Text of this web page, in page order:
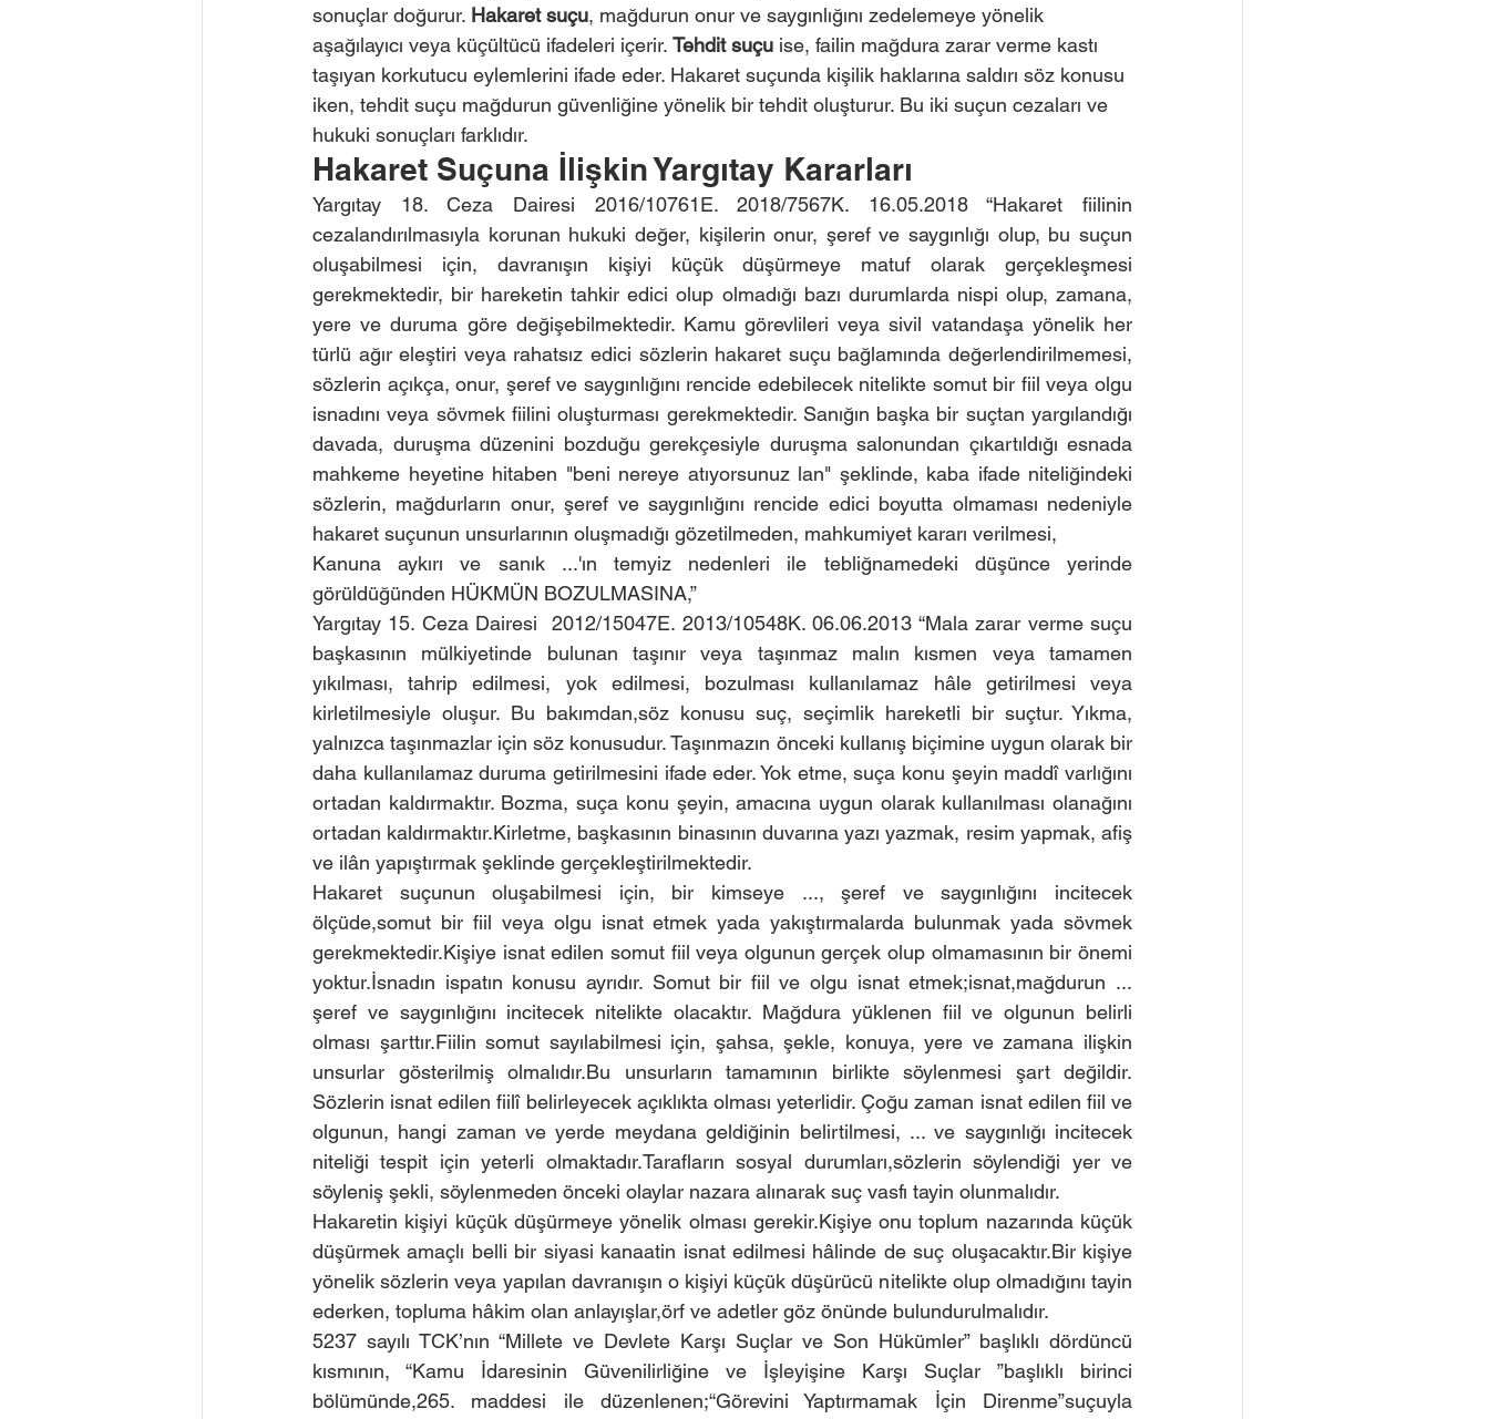
sonuçlar doğurur. Hakaret suçu, mağdurun onur ve saygınlığını zedelemeye yönelik
aşağılayıcı veya küçültücü ifadeleri içerir. Tehdit suçu ise, failin mağdura zarar verme kastı
taşıyan korkutucu eylemlerini ifade eder. Hakaret suçunda kişilik haklarına saldırı söz konusu
iken, tehdit suçu mağdurun güvenliğine yönelik bir tehdit oluşturur. Bu iki suçun cezaları ve
hukuki sonuçları farklıdır.
Hakaret Suçuna İlişkin Yargıtay Kararları
Yargıtay 18. Ceza Dairesi 2016/10761E. 2018/7567K. 16.05.2018 “Hakaret fiilinin
cezalandırılmasıyla korunan hukuki değer, kişilerin onur, şeref ve saygınlığı olup, bu suçun
oluşabilmesi için, davranışın kişiyi küçük düşürmeye matuf olarak gerçekleşmesi
gerekmektedir, bir hareketin tahkir edici olup olmadığı bazı durumlarda nispi olup, zamana,
yere ve duruma göre değişebilmektedir. Kamu görevlileri veya sivil vatandaşa yönelik her
türlü ağır eleştiri veya rahatsız edici sözlerin hakaret suçu bağlamında değerlendirilmemesi,
sözlerin açıkça, onur, şeref ve saygınlığını rencide edebilecek nitelikte somut bir fiil veya olgu
isnadını veya sövmek fiilini oluşturması gerekmektedir. Sanığın başka bir suçtan yargılandığı
davada, duruşma düzenini bozduğu gerekçesiyle duruşma salonundan çıkartıldığı esnada
mahkeme heyetine hitaben "beni nereye atıyorsunuz lan" şeklinde, kaba ifade niteliğindeki
sözlerin, mağdurların onur, şeref ve saygınlığını rencide edici boyutta olmaması nedeniyle
hakaret suçunun unsurlarının oluşmadığı gözetilmeden, mahkumiyet kararı verilmesi,
Kanuna aykırı ve sanık ...'ın temyiz nedenleri ile tebliğnamedeki düşünce yerinde
görüldüğünden HÜKMÜN BOZULMASINA,”
Yargıtay 15. Ceza Dairesi  2012/15047E. 2013/10548K. 06.06.2013 “Mala zarar verme suçu
başkasının mülkiyetinde bulunan taşınır veya taşınmaz malın kısmen veya tamamen
yıkılması, tahrip edilmesi, yok edilmesi, bozulması kullanılamaz hâle getirilmesi veya
kirletilmesiyle oluşur. Bu bakımdan,söz konusu suç, seçimlik hareketli bir suçtur. Yıkma,
yalnızca taşınmazlar için söz konusudur. Taşınmazın önceki kullanış biçimine uygun olarak bir
daha kullanılamaz duruma getirilmesini ifade eder. Yok etme, suça konu şeyin maddî varlığını
ortadan kaldırmaktır. Bozma, suça konu şeyin, amacına uygun olarak kullanılması olanağını
ortadan kaldırmaktır.Kirletme, başkasının binasının duvarına yazı yazmak, resim yapmak, afiş
ve ilân yapıştırmak şeklinde gerçekleştirilmektedir.
Hakaret suçunun oluşabilmesi için, bir kimseye ..., şeref ve saygınlığını incitecek
ölçüde,somut bir fiil veya olgu isnat etmek yada yakıştırmalarda bulunmak yada sövmek
gerekmektedir.Kişiye isnat edilen somut fiil veya olgunun gerçek olup olmamasının bir önemi
yoktur.İsnadın ispatın konusu ayrıdır. Somut bir fiil ve olgu isnat etmek;isnat,mağdurun ...
şeref ve saygınlığını incitecek nitelikte olacaktır. Mağdura yüklenen fiil ve olgunun belirli
olması şarttır.Fiilin somut sayılabilmesi için, şahsa, şekle, konuya, yere ve zamana ilişkin
unsurlar gösterilmiş olmalıdır.Bu unsurların tamamının birlikte söylenmesi şart değildir.
Sözlerin isnat edilen fiilî belirleyecek açıklıkta olması yeterlidir. Çoğu zaman isnat edilen fiil ve
olgunun, hangi zaman ve yerde meydana geldiğinin belirtilmesi, ... ve saygınlığı incitecek
niteliği tespit için yeterli olmaktadır.Tarafların sosyal durumları,sözlerin söylendiği yer ve
söyleniş şekli, söylenmeden önceki olaylar nazara alınarak suç vasfı tayin olunmalıdır.
Hakaretin kişiyi küçük düşürmeye yönelik olması gerekir.Kişiye onu toplum nazarında küçük
düşürmek amaçlı belli bir siyasi kanaatin isnat edilmesi hâlinde de suç oluşacaktır.Bir kişiye
yönelik sözlerin veya yapılan davranışın o kişiyi küçük düşürücü nitelikte olup olmadığını tayin
ederken, topluma hâkim olan anlayışlar,örf ve adetler göz önünde bulundurulmalıdır.
5237 sayılı TCK’nın “Millete ve Devlete Karşı Suçlar ve Son Hükümler” başlıklı dördüncü
kısmının, “Kamu İdaresinin Güvenilirliğine ve İşleyişine Karşı Suçlar ”başlıklı birinci
bölümünde,265. maddesi ile düzenlenen;“Görevini Yaptırmamak İçin Direnme”suçuyla